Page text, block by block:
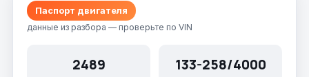
Паспорт двигателя
данные из разбора — проверьте по VIN
2489 133-258/4000